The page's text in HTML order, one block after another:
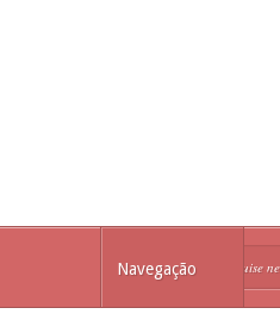
Navegação